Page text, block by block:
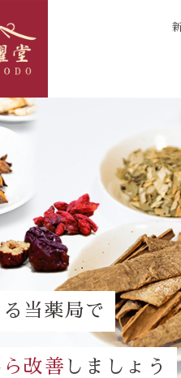
当薬局で
改善 しましょう